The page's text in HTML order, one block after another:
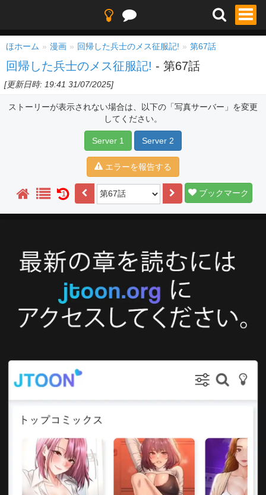
ほホーム 漫画 回帰した兵士のメス征服記! 第67話
回帰した兵士のメス征服記! - 第67話
[更新日時: 19:41 31/07/2025]
ストーリーが表示されない場合は、以下の「写真サーバー」を変更
してください。
Server 1 Server 2
エラーを報告する
1 ブックマーク